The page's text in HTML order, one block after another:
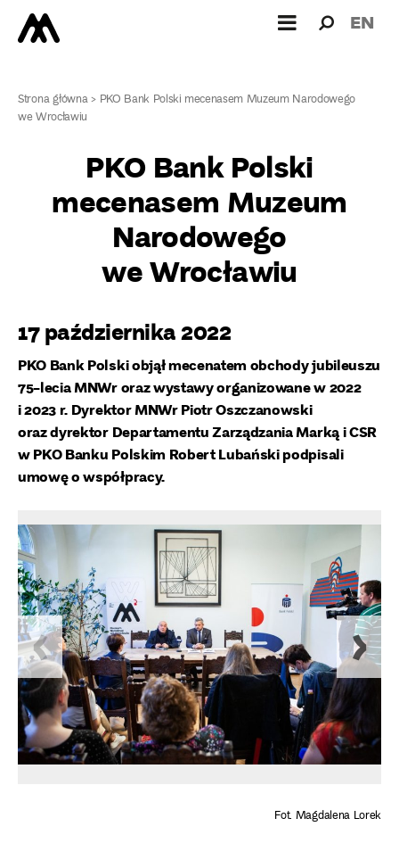
dla: EN
Strona główna> PKO Bank Polski mecenasem Muzeum Narodowego
we Wrocławiu
PKO Bank Polski
mecenasem Muzeum
Narodowego
we Wrocławiu
17 października 2022
PKO Bank Polski objął mecenatem obchody jubileuszu
75-lecia MNWr oraz wystawy organizowane w 2022
i 2023 r. Dyrektor MNWr Piotr Oszczanowski
oraz dyrektor Departamentu Zarządzania Marką i CSR
w PKO Banku Polskim Robert Lubański podpisali
umowę o współpracy.
Fot. Magdalena Lorek